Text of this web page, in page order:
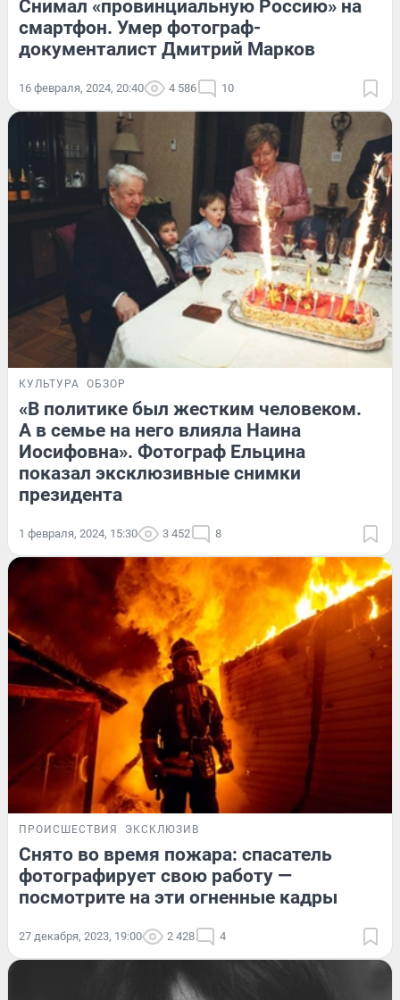
Снимал «провинциальную Россию» на
смартфон. Умер фотограф-
документалист Дмитрий Марков
16 февраля, 2024, 20:40 4 586 10
КУЛЬТУРА ОБЗОР
«В политике был жестким человеком.
А в семье на него влияла Наина
Иосифовна». Фотограф Ельцина
показал эксклюзивные снимки
президента
1 февраля, 2024, 15:30 3 452 8
ПРОИСШЕСТВИЯ ЭКСКЛЮЗИВ
Снято во время пожара: спасатель
фотографирует свою работу —
посмотрите на эти огненные кадры
27 декабря, 2023, 19:00 2 428 4